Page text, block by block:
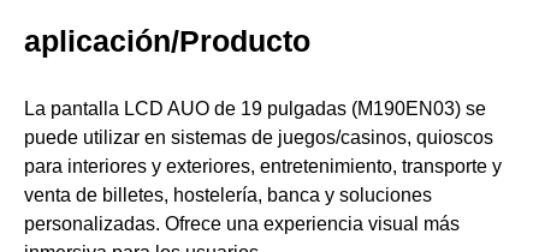
aplicación/Producto
La pantalla LCD AUO de 19 pulgadas (M190EN03) se
puede utilizar en sistemas de juegos/casinos, quioscos
para interiores y exteriores, entretenimiento, transporte y
venta de billetes, hostelería, banca y soluciones
personalizadas. Ofrece una experiencia visual más